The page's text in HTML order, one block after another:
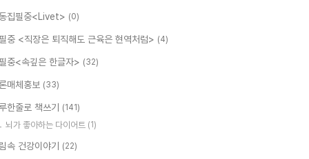
집필중<Livet> (0)
중 <직장은 퇴직해도 근육은 현역처럼> (4)
중<속깊은 한글자> (32)
매체홍보 (33)
한줄로 책쓰기 (141)
뇌가 좋아하는 다이어트 (1)
속 건강이야기 (22)